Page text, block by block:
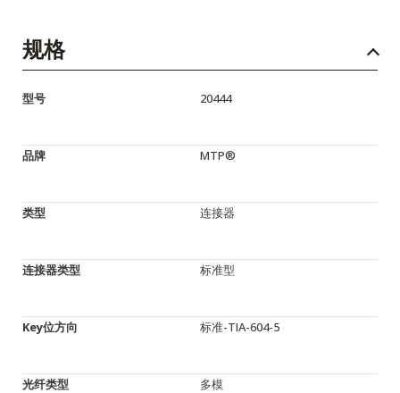
规格
型号 20444
品牌 MTP®
类型 连接器
连接器类型 标准型
Key位方向 标准-TIA-604-5
光纤类型 多模